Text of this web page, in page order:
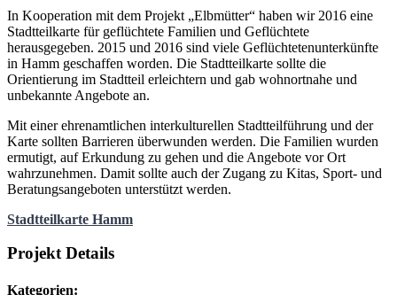
In Kooperation mit dem Projekt „Elbmütter“ haben wir 2016 eine
Stadtteilkarte für geflüchtete Familien und Geflüchtete
herausgegeben. 2015 und 2016 sind viele Geflüchtetenunterkünfte
in Hamm geschaffen worden. Die Stadtteilkarte sollte die
Orientierung im Stadtteil erleichtern und gab wohnortnahe und
unbekannte Angebote an.
Mit einer ehrenamtlichen interkulturellen Stadtteilführung und der
Karte sollten Barrieren überwunden werden. Die Familien wurden
ermutigt, auf Erkundung zu gehen und die Angebote vor Ort
wahrzunehmen. Damit sollte auch der Zugang zu Kitas, Sport- und
Beratungsangeboten unterstützt werden.
Stadtteilkarte Hamm
Projekt Details
Kategorien: